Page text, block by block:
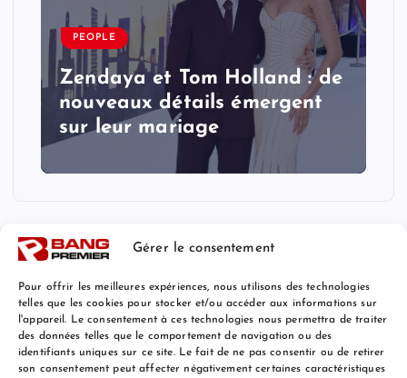
Gérer le consentement
Pour offrir les meilleures expériences, nous utilisons des technologies
telles que les cookies pour stocker et/ou accéder aux informations sur
l'appareil. Le consentement à ces technologies nous permettra de traiter
des données telles que le comportement de navigation ou des
identifiants uniques sur ce site. Le fait de ne pas consentir ou de retirer
son consentement peut affecter négativement certaines caractéristiques
PEOPLE
Zendaya et Tom Holland : de
nouveaux détails émergent
sur leur mariage
Mentions Légales